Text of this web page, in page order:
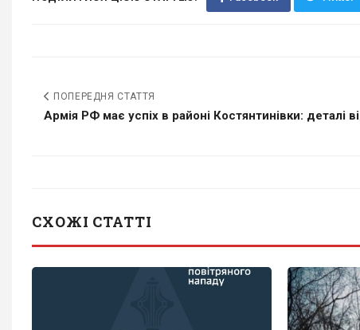
ПОПЕРЕДНЯ СТАТТЯ
Армія РФ має успіх в районі Костянтинівки: деталі
СХОЖІ СТАТТІ